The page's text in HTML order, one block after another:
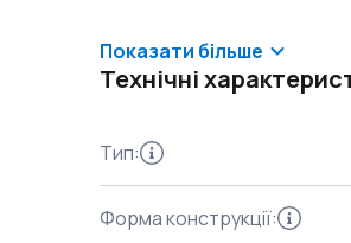
Показати більше
Технічні
Тип:
Форма конструкції: